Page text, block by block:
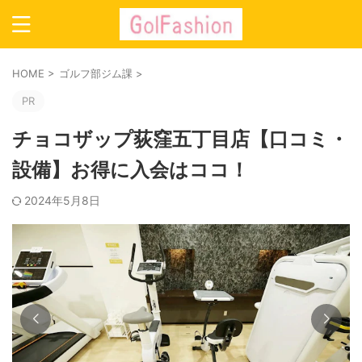
HOME > ゴルフ部ジム課 >
PR
チョコザップ荻窪五丁目店【口コミ・
設備】お得に入会はココ！
2024年5月8日